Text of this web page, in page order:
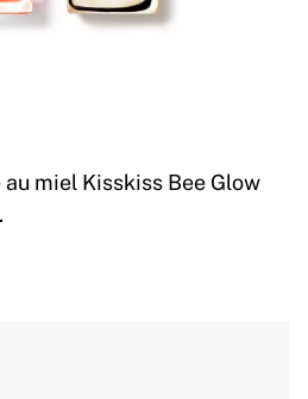
miel Kisskiss Bee Glow